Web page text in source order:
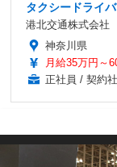
タクシードライ
港北交通株式会社
神奈川県
月給35万円～
正社員 / 契約